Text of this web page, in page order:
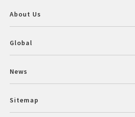
About Us
Global
News
Sitemap